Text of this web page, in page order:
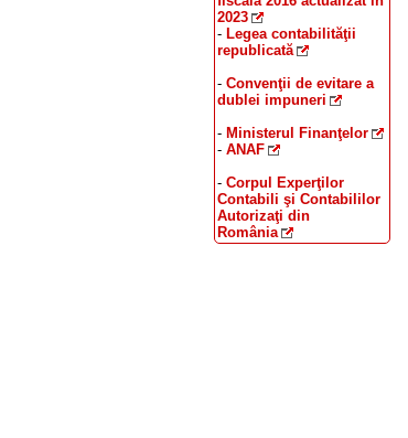
2023
- Legea contabilităţii
republicată
- Convenţii de evitare a
dublei impuneri
- Ministerul Finanţelor
- ANAF
- Corpul Experţilor
Contabili şi Contabililor
Autorizaţi din
România